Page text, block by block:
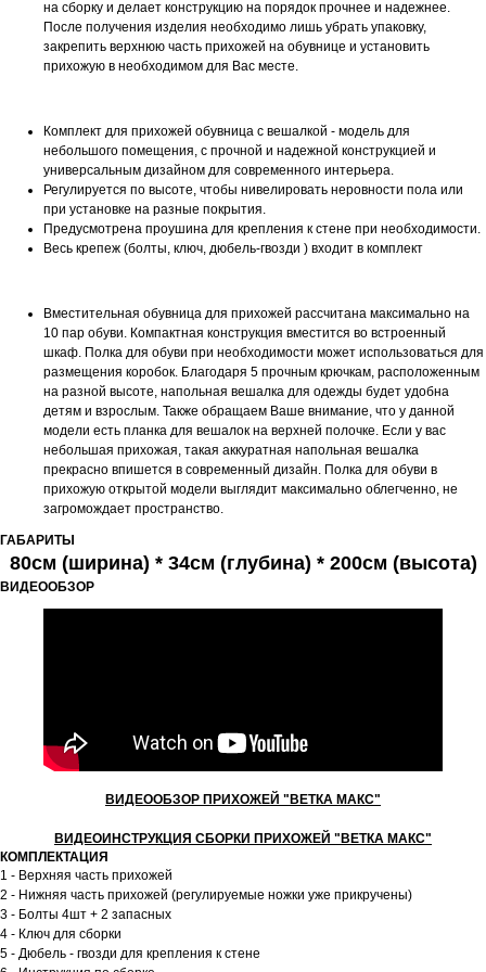
на сборку и делает конструкцию на порядок прочнее и надежнее.
После получения изделия необходимо лишь убрать упаковку,
закрепить верхнюю часть прихожей на обувнице и установить
прихожую в необходимом для Вас месте.
Комплект для прихожей обувница с вешалкой - модель для
небольшого помещения, с прочной и надежной конструкцией и
универсальным дизайном для современного интерьера.
Регулируется по высоте, чтобы нивелировать неровности пола или
при установке на разные покрытия.
Предусмотрена проушина для крепления к стене при необходимости.
Весь крепеж (болты, ключ, дюбель-гвозди ) входит в комплект
Вместительная обувница для прихожей рассчитана максимально на
10 пар обуви. Компактная конструкция вместится во встроенный
шкаф. Полка для обуви при необходимости может использоваться для
размещения коробок. Благодаря 5 прочным крючкам, расположенным
на разной высоте, напольная вешалка для одежды будет удобна
детям и взрослым. Также обращаем Ваше внимание, что у данной
модели есть планка для вешалок на верхней полочке. Если у вас
небольшая прихожая, такая аккуратная напольная вешалка
прекрасно впишется в современный дизайн. Полка для обуви в
прихожую открытой модели выглядит максимально облегченно, не
загромождает пространство.
ГАБАРИТЫ
80см (ширина) * 34см (глубина) * 200см (высота)
ВИДЕООБЗОР
ВИДЕООБЗОР ПРИХОЖЕЙ "ВЕТКА МАКС"
ВИДЕОИНСТРУКЦИЯ СБОРКИ ПРИХОЖЕЙ "ВЕТКА МАКС"
КОМПЛЕКТАЦИЯ
1 - Верхняя часть прихожей
2 - Нижняя часть прихожей (регулируемые ножки уже прикручены)
3 - Болты 4шт + 2 запасных
4 - Ключ для сборки
5 - Дюбель - гвозди для крепления к стене